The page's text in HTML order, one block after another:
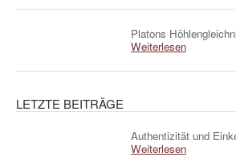
Platons
Weiterlesen
LETZTE BEITRÄGE
Authentizität und
Weiterlesen